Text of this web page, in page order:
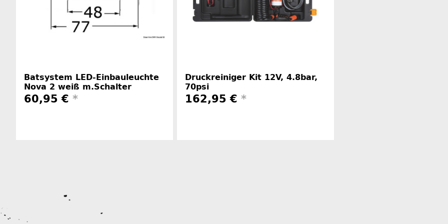
Batsystem LED-Einbauleuchte
Nova 2 weiß m.Schalter
60,95 € *
Druckreiniger Kit 12V, 4.8bar,
70psi
162,95 € *